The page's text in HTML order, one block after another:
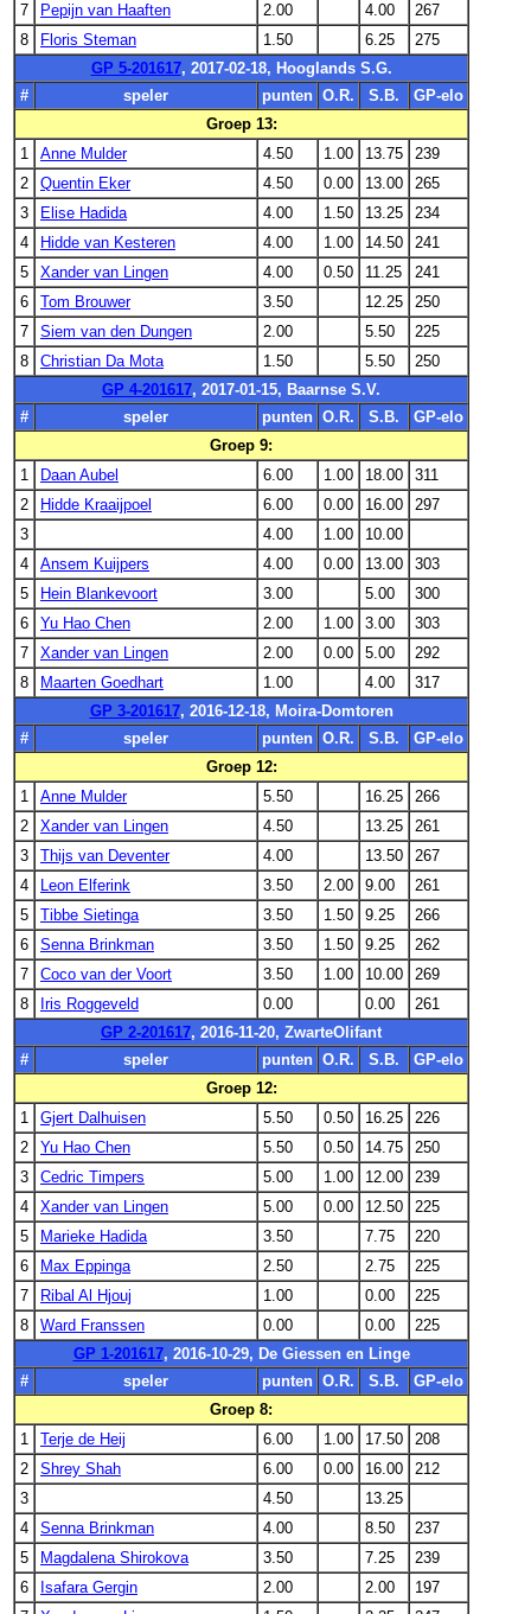
7
Pepijn van Haaften 2.00 4.00
267
8
Floris Steman 1.50 6.25
275
GP 5-201617, 2017-02-18, Hooglands S.G.
#
speler punten O.R. S.B.
GP-elo
Groep 13:
1
Anne Mulder 4.50 1.00 13.75
239
2
Quentin Eker 4.50 0.00 13.00
265
3
Elise Hadida 4.00 1.50 13.25
234
4
Hidde van Kesteren 4.00 1.00 14.50
241
5
Xander van Lingen 4.00 0.50 11.25
241
6
Tom Brouwer 3.50 12.25
250
7
Siem van den Dungen 2.00 5.50
225
8
Christian Da Mota 1.50 5.50
250
GP 4-201617, 2017-01-15, Baarnse S.V.
#
speler punten O.R. S.B.
GP-elo
Groep 9:
1
Daan Aubel 6.00 1.00 18.00
311
2
Hidde Kraaijpoel 6.00 0.00 16.00
297
3
4.00 1.00
10.00
4
Ansem Kuijpers 4.00 0.00 13.00
303
5
Hein Blankevoort 3.00 5.00
300
6
Yu Hao Chen 2.00 1.00 3.00
303
7
Xander van Lingen 2.00 0.00 5.00
292
8
Maarten Goedhart 1.00 4.00
317
GP 3-201617, 2016-12-18, Moira-Domtoren
#
speler punten O.R. S.B.
GP-elo
Groep 12:
1
Anne Mulder 5.50 16.25
266
2
Xander van Lingen 4.50 13.25
261
3
Thijs van Deventer 4.00 13.50
267
4
Leon Elferink 3.50 2.00 9.00
261
5
Tibbe Sietinga 3.50 1.50 9.25
266
6
Senna Brinkman 3.50 1.50 9.25
262
7
Coco van der Voort 3.50 1.00 10.00
269
8
Iris Roggeveld 0.00 0.00
261
GP 2-201617, 2016-11-20, ZwarteOlifant
#
speler punten O.R. S.B.
GP-elo
Groep 12:
1
Gjert Dalhuisen 5.50 0.50 16.25
226
2
Yu Hao Chen 5.50 0.50 14.75
250
3
Cedric Timpers 5.00 1.00 12.00
239
4
Xander van Lingen 5.00 0.00 12.50
225
5
Marieke Hadida 3.50 7.75
220
6
Max Eppinga 2.50 2.75
225
7
Ribal Al Hjouj 1.00 0.00
225
8
Ward Franssen 0.00 0.00
225
GP 1-201617, 2016-10-29, De Giessen en Linge
#
speler punten O.R. S.B.
GP-elo
Groep 8:
1
Terje de Heij 6.00 1.00 17.50
208
2
Shrey Shah 6.00 0.00 16.00
212
3
4.50
13.25
4
Senna Brinkman 4.00 8.50
237
5
Magdalena Shirokova 3.50 7.25
239
6
Isafara Gergin 2.00 2.00
197